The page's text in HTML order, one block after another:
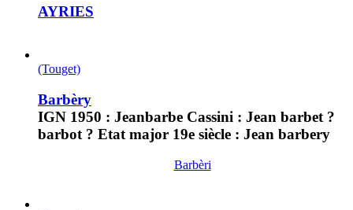
AYRIES
(Touget)
Barbèry
IGN 1950 : Jeanbarbe Cassini : Jean barbet ?
barbot ? Etat major 19e siècle : Jean barbery
Barbèri